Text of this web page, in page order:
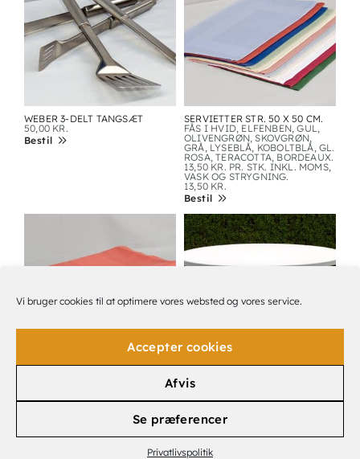
Vi bruger cookies til at optimere vores websted og vores service.
Accepter cookies
Afvis
Se præferencer
Privatlivspolitik
WEBER 3-DELT TANGSÆT
50,00 KR.
Bestil
SERVIETTER STR. 50 X 50 CM.
FÅS I HVID, ELFENBEN, GUL,
OLIVENGRØN, SKOVGRØN,
GRÅ, LYSEBLÅ, KOBOLTBLÅ, GL.
ROSA, TERACOTTA, BORDEAUX.
13,50 KR. PR. STK. INKL. MOMS,
VASK OG STRYGNING.
13,50 KR.
Bestil
GRÅ, LYSEBLÅ, KOBOLTBLÅ, GL.
ROSA, TERACOTTA, BORDEAUX.
TIL 94 KR. PR. STK. INKL.
PLASTIKBORD
Bestil